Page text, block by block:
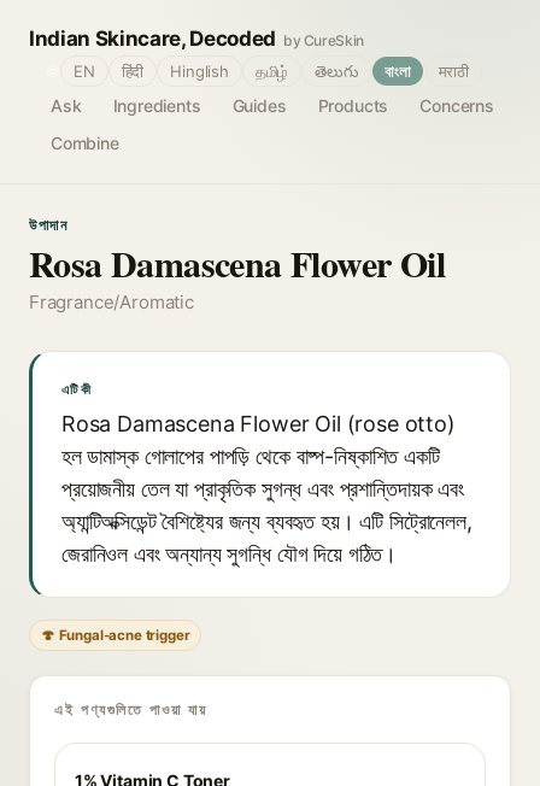
Indian Skincare, Decoded by CureSkin
Ask Ingredients Guides Products
Concerns
Combine
EN हिंदी Hinglish தமிழ் తెలుగు বাংলা मराठी
উপাদান
Rosa Damascena Flower Oil
Fragrance/Aromatic
এটি কী
Rosa Damascena Flower Oil (rose otto)
হল ডামাস্ক গোলাপের পাপড়ি থেকে বাষ্প-নিষ্কাশিত একটি
প্রয়োজনীয় তেল যা প্রাকৃতিক সুগন্ধ এবং প্রশান্তিদায়ক এবং
অ্যান্টিঅক্সিডেন্ট বৈশিষ্ট্যের জন্য ব্যবহৃত হয়। এটি সিট্রোনেলল,
জেরানিওল এবং অন্যান্য সুগন্ধি যৌগ দিয়ে গঠিত।
🍄 Fungal-acne trigger
এই পণ্যগুলিতে পাওয়া যায়
1% Vitamin C Toner